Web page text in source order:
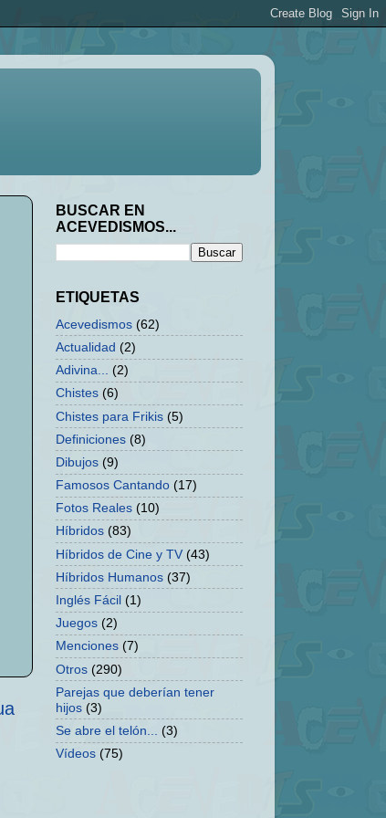
BUSCAR EN
ACEVEDISMOS...
ETIQUETAS
Acevedismos (62)
Actualidad (2)
Adivina...
(2)
Chistes (6)
Chistes para Frikis (5)
Definiciones (8)
Dibujos (9)
Famosos Cantando (17)
Fotos Reales (10)
Híbridos (83)
Híbridos de Cine y TV (43)
Híbridos Humanos (37)
Inglés Fácil (1)
Juegos (2)
Menciones (7)
Otros (290)
Parejas que deberían tener
hijos (3)
Se abre el telón...
(3)
Vídeos (75)